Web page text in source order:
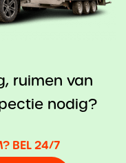
ruimen van
nodig?
BEL 24/7